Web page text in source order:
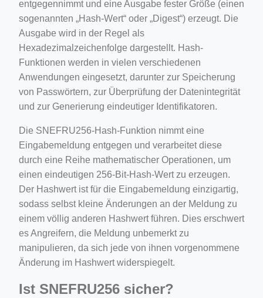
entgegennimmt und eine Ausgabe fester Größe (einen
sogenannten „Hash-Wert“ oder „Digest“) erzeugt. Die
Ausgabe wird in der Regel als
Hexadezimalzeichenfolge dargestellt. Hash-
Funktionen werden in vielen verschiedenen
Anwendungen eingesetzt, darunter zur Speicherung
von Passwörtern, zur Überprüfung der Datenintegrität
und zur Generierung eindeutiger Identifikatoren.
Die SNEFRU256-Hash-Funktion nimmt eine
Eingabemeldung entgegen und verarbeitet diese
durch eine Reihe mathematischer Operationen, um
einen eindeutigen 256-Bit-Hash-Wert zu erzeugen.
Der Hashwert ist für die Eingabemeldung einzigartig,
sodass selbst kleine Änderungen an der Meldung zu
einem völlig anderen Hashwert führen. Dies erschwert
es Angreifern, die Meldung unbemerkt zu
manipulieren, da sich jede von ihnen vorgenommene
Änderung im Hashwert widerspiegelt.
Ist SNEFRU256 sicher?